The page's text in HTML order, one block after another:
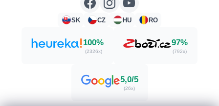
SK CZ HU RO
100%
(2326x)
97%
(792x)
5,0/5
(26x)